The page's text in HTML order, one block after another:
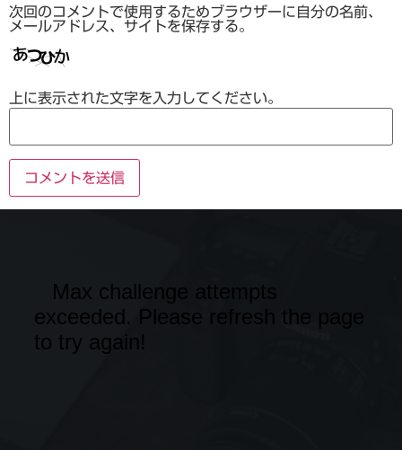
次回のコメントで使用するためブラウザーに自分の名前、
メールアドレス、サイトを保存する。
上に表示された文字を入力してください。